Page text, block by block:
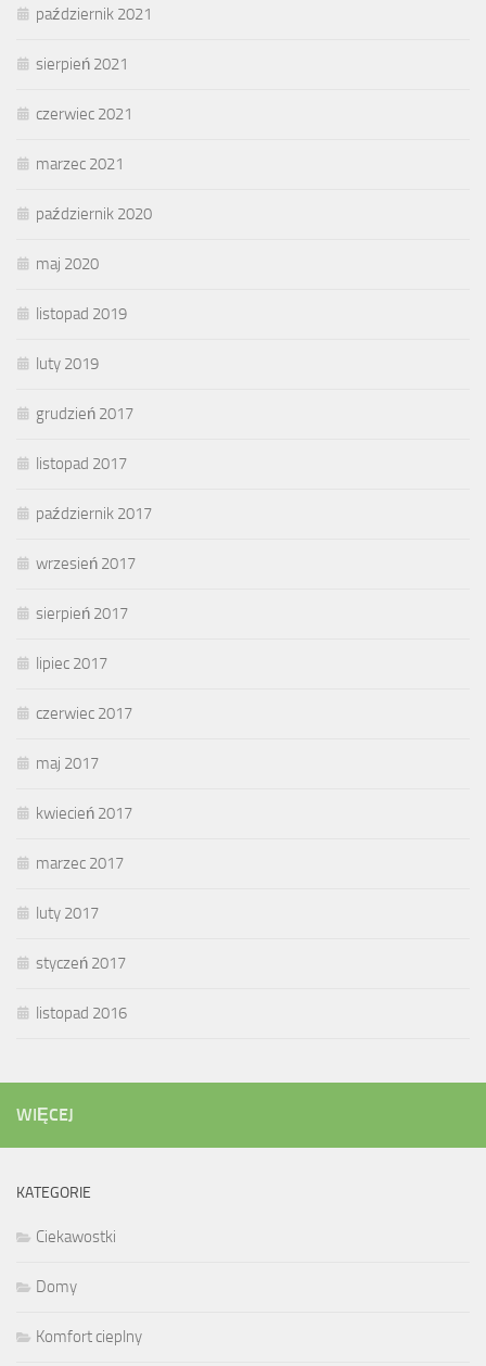
październik 2021
sierpień 2021
czerwiec 2021
marzec 2021
październik 2020
maj 2020
listopad 2019
luty 2019
grudzień 2017
listopad 2017
październik 2017
wrzesień 2017
sierpień 2017
lipiec 2017
czerwiec 2017
maj 2017
kwiecień 2017
marzec 2017
luty 2017
styczeń 2017
listopad 2016
WIĘCEJ
KATEGORIE
Ciekawostki
Domy
Komfort cieplny